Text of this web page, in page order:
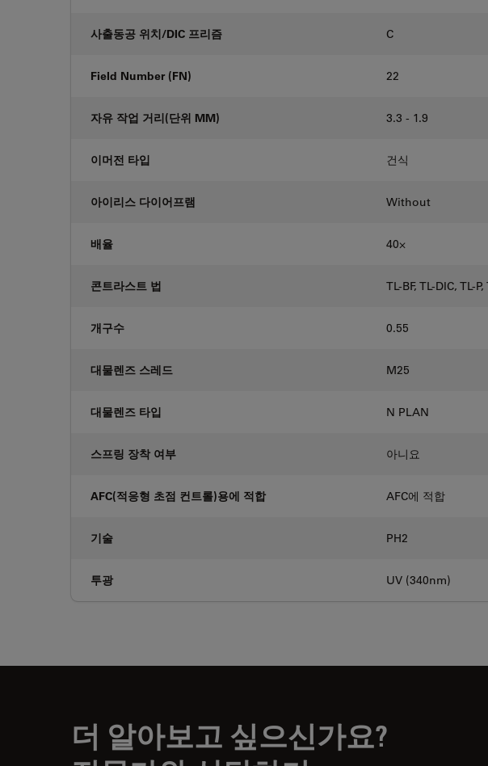
사출동공 위치/DIC 프리즘 C
Field Number (FN) 22
자유 작업 거리(단위 MM) 3.3 - 1.9
이머전 타입 건식
아이리스 다이어프램 Without
배율 40⨉
콘트라스트 법 TL-BF, TL-DIC, TL-
개구수 0.55
대물렌즈 스레드 M25
대물렌즈 타입 N PLAN
스프링 장착 여부 아니요
AFC(적응형 초점 컨트롤)용에 적합 AFC에 적합
기술 PH2
투광 UV (340nm)
더 알아보고 싶으신가요?